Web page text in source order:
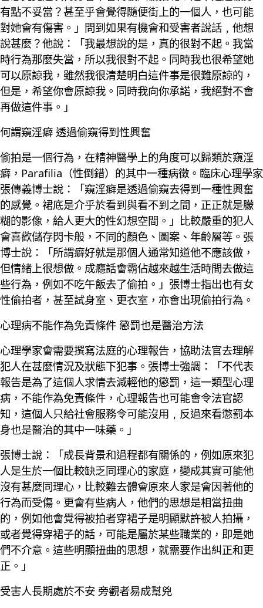
有點不妥當？甚至乎會覺得隨便街上的一個人，也可能
對她會有傷害。」問到如果有機會和受害者說話﹐他想
說甚麼？他說：「我最想說的是，真的很對不起。我當
時行為那麼失當，所以我很對不起。同時我也很希望她
可以原諒我，雖然我很清楚明白這件事是很難原諒的，
但是，希望你會原諒我。同時我向你承諾，我絕對不會
再做這件事。」
何謂窺淫癖 透過偷窺得到性興奮
偷拍是一個行為，在精神醫學上的角度可以歸類於窺淫
癖，Parafilia（性倒錯）的其中一種病徵。臨床心理學家
張傳義博士說：「窺淫癖是透過偷窺去得到一種性興奮
的感覺。裙底是介乎於看到與看不到之間，正正就是朦
糊的影像，給人更大的性幻想空間。」比較嚴重的犯人
會喜歡儲存閃卡般，不同的顏色、圖案、年齡層等。張
博士說：「所謂癖好就是那個人通常知道他不應該做，
但情緒上很想做。成癮話會霸佔越來越生活時間去做這
些行為，例如不吃午飯去了偷拍。」張博士指出也有女
性偷拍者，甚至試身室、更衣室，亦會出現偷拍行為。
心理病不能作為免責條件 懲罰也是醫治方法
心理學家會需要撰寫法庭的心理報告，協助法官去理解
犯人在甚麼情況及狀態下犯事。張博士強調：「不代表
報告是為了這個人求情去減輕他的懲罰，這一類型心理
病，不能作為免責條件，心理報告也可能會令法官認
知，這個人只給社會服務令可能沒用﹐反過來看懲罰本
身也是醫治的其中一味藥。」
張博士說：「成長背景和過程都有關係的，例如原來犯
人是生於一個比較缺乏同理心的家庭，變成其實可能他
沒有甚麼同理心，比較難去體會原來人家是會因著他的
行為而受傷。更會有些病人，他們的思想是相當扭曲
的，例如他會覺得被拍者穿裙子是明顯默許被人拍攝，
或者覺得穿裙子的話，可能是屬於某些職業的，即是她
們不介意。這些明顯扭曲的思想，就需要作出糾正和更
正。」
受害人長期處於不安 旁觀者易成幫兇